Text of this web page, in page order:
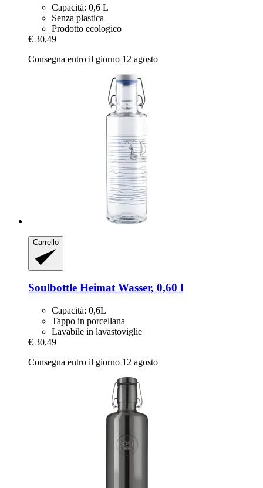
Capacità: 0,6 L
Senza plastica
Prodotto ecologico
€ 30,49
Consegna entro il giorno 12 agosto
Carrello
Soulbottle Heimat Wasser, 0,60 l
Capacità: 0,6L
Tappo in porcellana
Lavabile in lavastoviglie
€ 30,49
Consegna entro il giorno 12 agosto